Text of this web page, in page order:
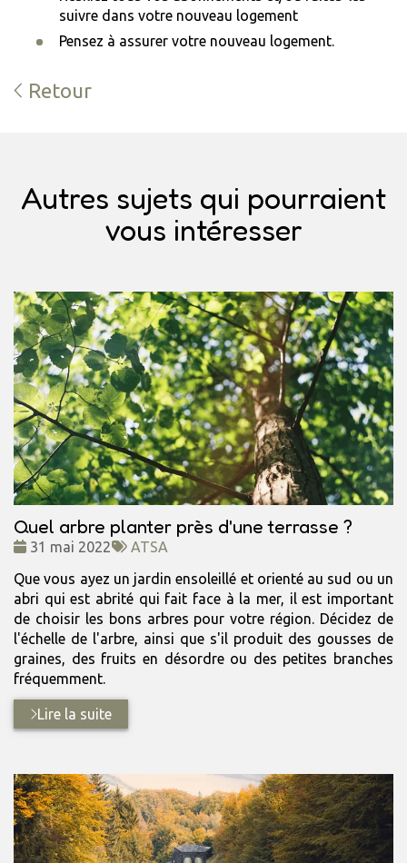
suivre dans votre nouveau logement
Pensez à assurer votre nouveau logement.
Retour
Autres sujets qui pourraient
vous intéresser
Quel arbre planter près d'une terrasse ?
Date
31 mai 2022
Tags
ATSA
Que vous ayez un jardin ensoleillé et orienté au sud ou un
abri qui est abrité qui fait face à la mer, il est important
de choisir les bons arbres pour votre région. Décidez de
l'échelle de l'arbre, ainsi que s'il produit des gousses de
graines, des fruits en désordre ou des petites branches
fréquemment.
Lire la suite